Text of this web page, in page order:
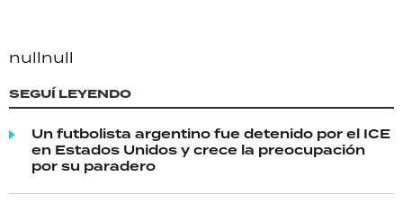
nullnull
SEGUÍ LEYENDO
Un futbolista argentino fue detenido por el ICE
en Estados Unidos y crece la preocupación
por su paradero